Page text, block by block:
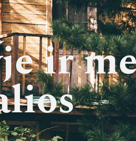
ir